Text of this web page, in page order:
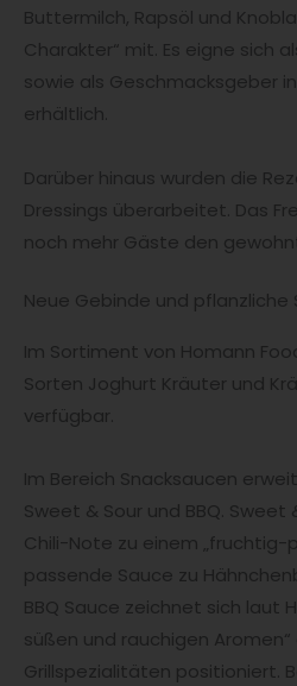
Buttermilch, Rapsöl und
Charakter“ mit. Es eigne sich
sowie als Geschmacksgeber
erhältlich.
Darüber hinaus wurden die
Dressings überarbeitet. Das
noch mehr Gäste den
Neue Gebinde und pflanzliche
Im Sortiment von Homann
Sorten Joghurt Kräuter und
verfügbar.
Im Bereich Snacksaucen
Sweet & Sour und BBQ.
Chili-Note zu einem „fruchtig-
passende Sauce zu
BBQ Sauce zeichnet sich laut
süßen und rauchigen
Grillspezialitäten positioniert.